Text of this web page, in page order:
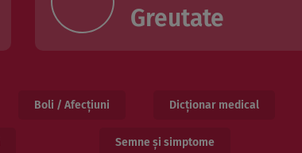
Greutate
Boli / Afecțiuni Dicționar medical
Semne și simptome